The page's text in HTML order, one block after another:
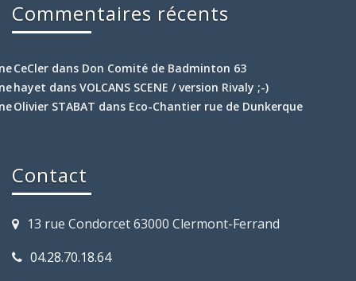
Commentaires récents
CeCler dans Don Comité de Badminton 63
hayet dans VOLCANS SCENE / version Rivaly ;-)
Olivier STABAT dans Eco-Chantier rue de Dunkerque
Contact
13 rue Condorcet 63000 Clermont-Ferrand
04.28.70.18.64